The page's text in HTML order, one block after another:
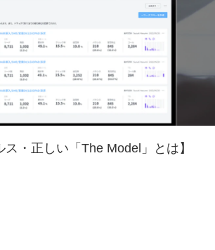
・正しい「The Model」とは】